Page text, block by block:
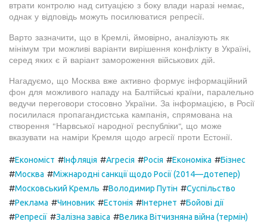
втрати контролю над ситуацією з боку влади наразі немає,
однак у відповідь можуть посилюватися репресії.
Варто зазначити, що в Кремлі, ймовірно, аналізують як
мінімум три можливі варіанти вирішення конфлікту в Україні,
серед яких є й варіант замороження військових дій.
Нагадуємо, що Москва вже активно формує інформаційний
фон для можливого нападу на Балтійські країни, паралельно
ведучи переговори стосовно України. За інформацією, в Росії
посилилася пропагандистська кампанія, спрямована на
створення "Нарвської народної республіки", що може
вказувати на наміри Кремля щодо агресії проти Естонії.
#Економіст #Інфляція #Агресія #Росія #Економіка #Бізнес
#Москва #Міжнародні санкції щодо Росії (2014—дотепер)
#Московський Кремль #Володимир Путін #Суспільство
#Реклама #Чиновник #Естонія #Інтернет #Бойові дії
#Репресії #Залізна завіса #Велика Вітчизняна війна (термін)